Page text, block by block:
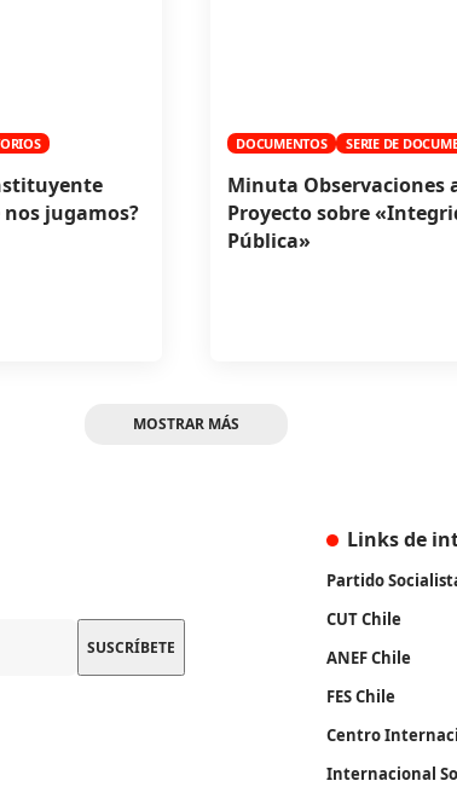
jugamos?
DOCUMENTOS SERIE DE
Minuta Observaciones
Proyecto sobre
Pública»
MOSTRAR MÁS
Links de
Partido
CUT Chile
ANEF Chile
FES Chile
Centro
Internacional